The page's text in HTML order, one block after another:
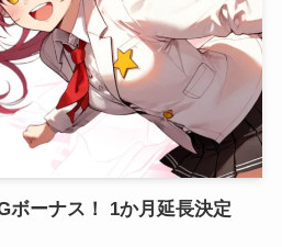
ボーナス！ 1か月延長決定